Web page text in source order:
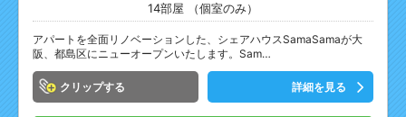
14部屋 （個室のみ）
アパートを全面リノベーションした、シェアハウスSamaSamaが大
阪、都島区にニューオープンいたします。Sam…
クリップ 詳細を見る